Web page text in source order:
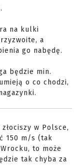
na kulki
a
go nabędę.
będzie min.
o co chodzi,
w Polsce,
150 m/s (tak
to może
tak chyba za